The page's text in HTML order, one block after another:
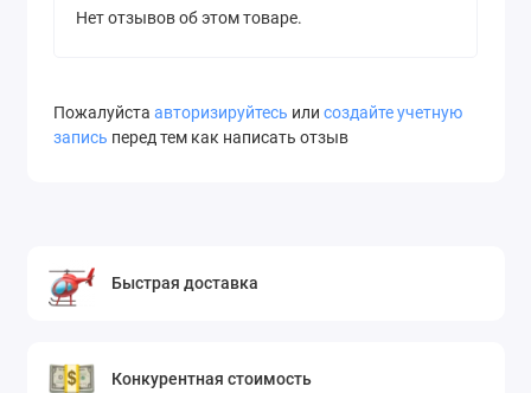
Нет отзывов об этом товаре.
Пожалуйста авторизируйтесь или создайте учетную
запись перед тем как написать отзыв
Быстрая доставка
Конкурентная стоимость